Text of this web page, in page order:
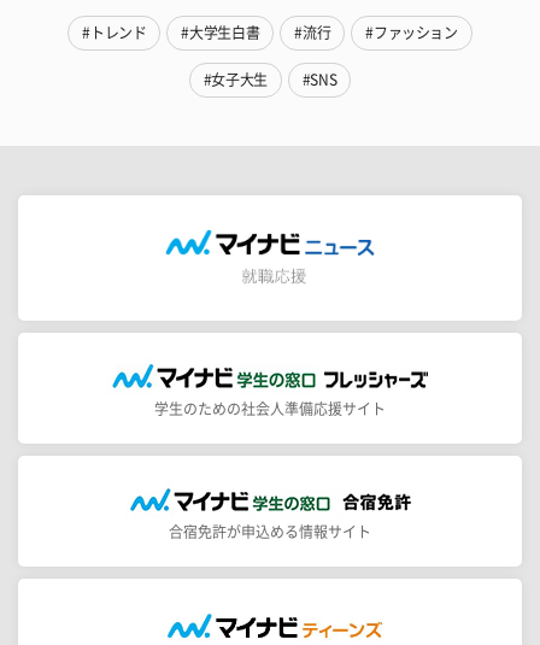
#トレンド #大学生白書 #流行 #ファッション
#女子大生 #SNS
学生のための社会人準備応援サイト
合宿免許が申込める情報サイト